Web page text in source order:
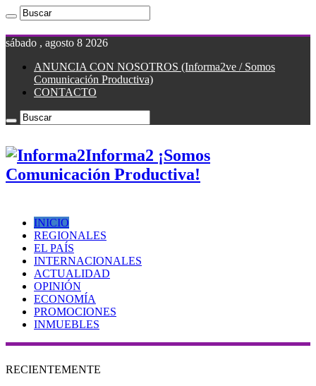
sábado , agosto 8 2026
ANUNCIA CON NOSOTROS (Informa2ve / Somos
Comunicación Productiva)
CONTACTO
Informa2 ¡Somos
Comunicación Productiva!
INICIO
REGIONALES
EL PAÍS
INTERNACIONALES
ACTUALIDAD
OPINIÓN
ECONOMÍA
PROMOCIONES
INMUEBLES
RECIENTEMENTE